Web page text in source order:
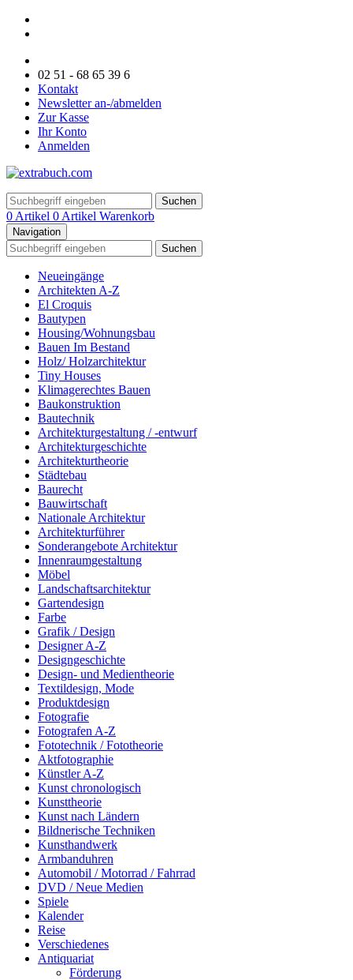
02 51 - 68 65 39 6
Kontakt
Newsletter an-/abmelden
Zur Kasse
Ihr Konto
Anmelden
Suchen
0 Artikel 0 Artikel Warenkorb
Navigation
Suchen
Neueingänge
Architekten A-Z
El Croquis
Bautypen
Housing/Wohnungsbau
Bauen Im Bestand
Holz/ Holzarchitektur
Tiny Houses
Klimagerechtes Bauen
Baukonstruktion
Bautechnik
Architekturgestaltung / -entwurf
Architekturgeschichte
Architekturtheorie
Städtebau
Baurecht
Bauwirtschaft
Nationale Architektur
Architekturführer
Sonderangebote Architektur
Innenraumgestaltung
Möbel
Landschaftsarchitektur
Gartendesign
Farbe
Grafik / Design
Designer A-Z
Designgeschichte
Design- und Medientheorie
Textildesign, Mode
Produktdesign
Fotografie
Fotografen A-Z
Fototechnik / Fototheorie
Aktfotographie
Künstler A-Z
Kunst chronologisch
Kunsttheorie
Kunst nach Ländern
Bildnerische Techniken
Kunsthandwerk
Armbanduhren
Automobil / Motorrad / Fahrrad
DVD / Neue Medien
Spiele
Kalender
Reise
Verschiedenes
Antiquariat
Förderung